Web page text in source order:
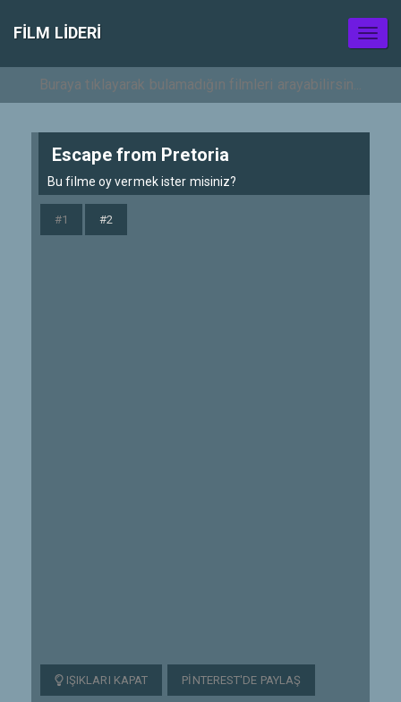
FILM LIDERI
Escape from Pretoria
Bu filme oy vermek ister misiniz?
#1 #2
IŞIKLARI KAPAT PINTEREST'DE PAYLAŞ